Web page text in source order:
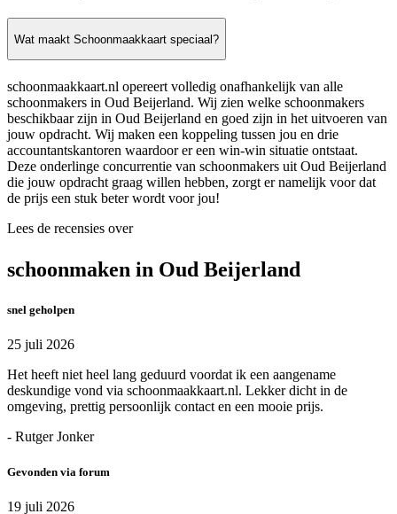
Wat maakt Schoonmaakkaart speciaal?
schoonmaakkaart.nl opereert volledig onafhankelijk van alle
schoonmakers in Oud Beijerland. Wij zien welke schoonmakers
beschikbaar zijn in Oud Beijerland en goed zijn in het uitvoeren van
jouw opdracht. Wij maken een koppeling tussen jou en drie
accountantskantoren waardoor er een win-win situatie ontstaat.
Deze onderlinge concurrentie van schoonmakers uit Oud Beijerland
die jouw opdracht graag willen hebben, zorgt er namelijk voor dat
de prijs een stuk beter wordt voor jou!
Lees de recensies over
schoonmaken in Oud Beijerland
snel geholpen
25 juli 2026
Het heeft niet heel lang geduurd voordat ik een aangename
deskundige vond via schoonmaakkaart.nl. Lekker dicht in de
omgeving, prettig persoonlijk contact en een mooie prijs.
- Rutger Jonker
Gevonden via forum
19 juli 2026